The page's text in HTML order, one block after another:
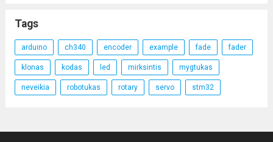
Tags
arduino ch340 encoder example fade fader
klonas kodas led mirksintis mygtukas
neveikia robotukas rotary servo stm32